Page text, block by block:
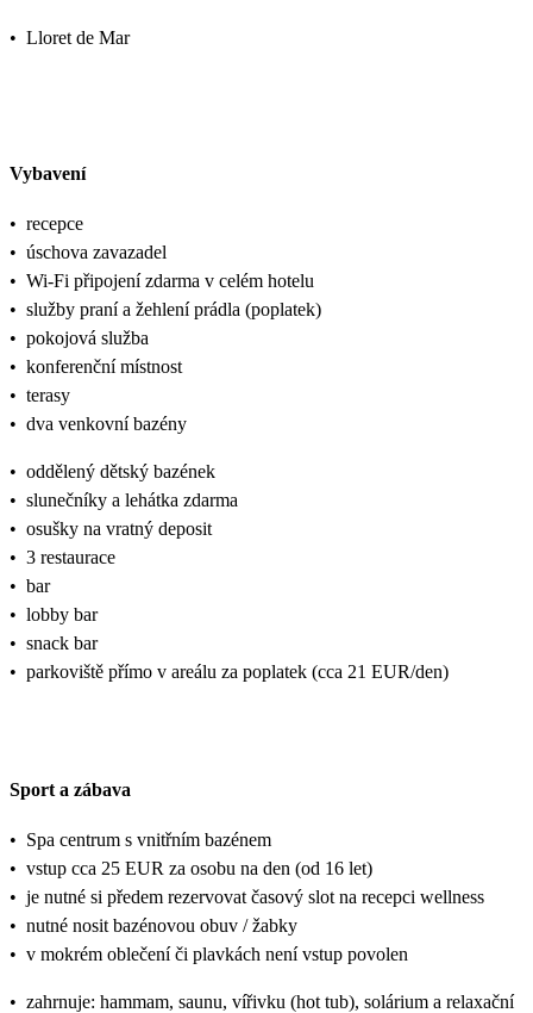
• Lloret de Mar
Vybavení
• recepce
• úschova zavazadel
• Wi-Fi připojení zdarma v celém hotelu
• služby praní a žehlení prádla (poplatek)
• pokojová služba
• konferenční místnost
• terasy
• dva venkovní bazény
• oddělený dětský bazének
• slunečníky a lehátka zdarma
• osušky na vratný deposit
• 3 restaurace
• bar
• lobby bar
• snack bar
• parkoviště přímo v areálu za poplatek (cca 21 EUR/den)
Sport a zábava
• Spa centrum s vnitřním bazénem
• vstup cca 25 EUR za osobu na den (od 16 let)
• je nutné si předem rezervovat časový slot na recepci wellness
• nutné nosit bazénovou obuv / žabky
• v mokrém oblečení či plavkách není vstup povolen
• zahrnuje: hammam, saunu, vířivku (hot tub), solárium a relaxační